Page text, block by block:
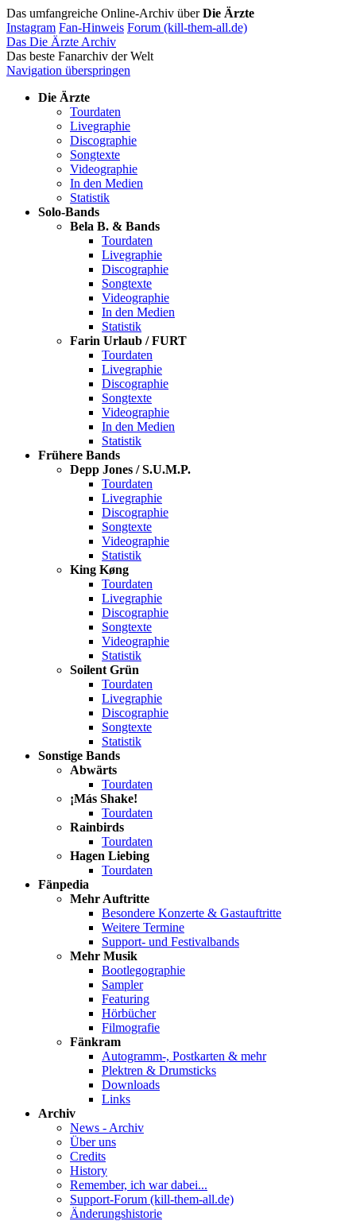
Das umfangreiche Online-Archiv überDie Ärzte
Instagram Fan-Hinweis Forum (kill-them-all.de)
Das Die Ärzte Archiv
Das beste Fanarchiv der Welt
Navigation überspringen
Die Ärzte
Tourdaten
Livegraphie
Discographie
Songtexte
Videographie
In den Medien
Statistik
Solo-Bands
Bela B. & Bands
Tourdaten
Livegraphie
Discographie
Songtexte
Videographie
In den Medien
Statistik
Farin Urlaub / FURT
Tourdaten
Livegraphie
Discographie
Songtexte
Videographie
In den Medien
Statistik
Frühere Bands
Depp Jones / S.U.M.P.
Tourdaten
Livegraphie
Discographie
Songtexte
Videographie
Statistik
King Køng
Tourdaten
Livegraphie
Discographie
Songtexte
Videographie
Statistik
Soilent Grün
Tourdaten
Livegraphie
Discographie
Songtexte
Statistik
Sonstige Bands
Abwärts
Tourdaten
¡Más Shake!
Tourdaten
Rainbirds
Tourdaten
Hagen Liebing
Tourdaten
Fänpedia
Mehr Auftritte
Besondere Konzerte & Gastauftritte
Weitere Termine
Support- und Festivalbands
Mehr Musik
Bootlegographie
Sampler
Featuring
Hörbücher
Filmografie
Fänkram
Autogramm-, Postkarten & mehr
Plektren & Drumsticks
Downloads
Links
Archiv
News - Archiv
Über uns
Credits
History
Remember, ich war dabei...
Support-Forum (kill-them-all.de)
Änderungshistorie